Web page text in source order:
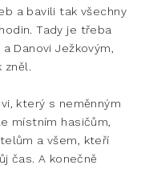
a bavili tak všechny
Tady je třeba
Danovi Ježkovým,
zněl.
který s neměnným
místním hasičům,
a všem, kteří
čas. A konečně